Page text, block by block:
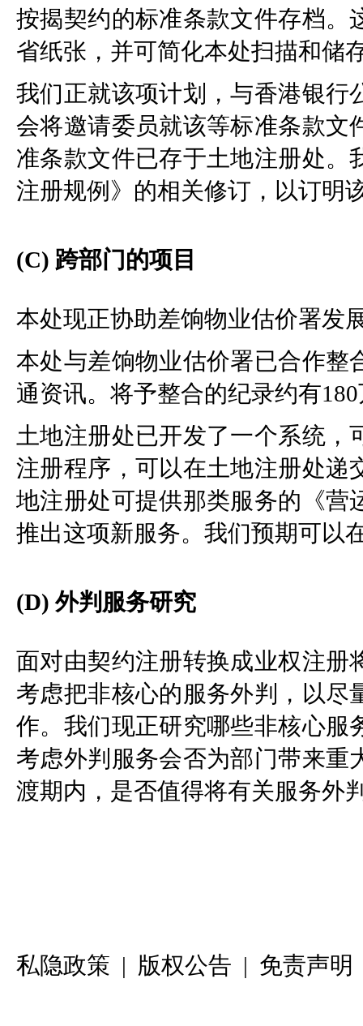
按揭契约的标准条款文件存档。
省纸张，并可简化本处扫描和储
我们正就该项计划，与香港银行
会将邀请委员就该等标准条款文
准条款文件已存于土地注册处。
注册规例》的相关修订，以订明
(C) 跨部门的项目
本处现正协助差饷物业估价署发
本处与差饷物业估价署已合作整
通资讯。将予整合的纪录约有
土地注册处已开发了一个系统
注册程序，可以在土地注册处递
地注册处可提供那类服务的《营
推出这项新服务。我们预期可以
(D) 外判服务研究
面对由契约注册转换成业权注册
考虑把非核心的服务外判，以尽
作。我们现正研究哪些非核心服
考虑外判服务会否为部门带来重
渡期内，是否值得将有关服务外
私隐政策 | 版权公告 | 免责声明